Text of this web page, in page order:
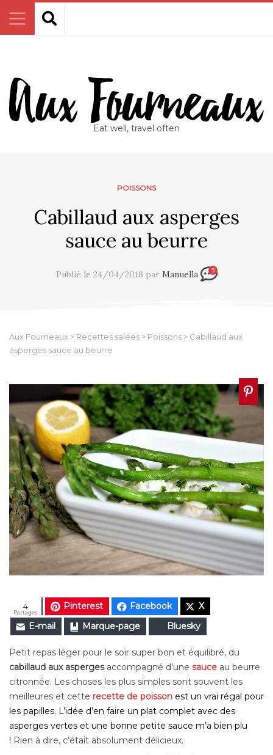
Eat well, travel often
POISSONS
Cabillaud aux asperges
sauce au beurre
Publié le 24/04/2018 par Manuella 5
Aux Fourneaux > Recettes salées > Poissons > Cabillaud aux
asperges sauce au beurre
Pinterest Facebook
X
E-mail
Marque-page Bluesky
Partages
4
Petit repas léger pour le soir super bon et équilibré, du
cabillaud aux aspergesaccompagné d’une sauce au beurre
citronnée. Les choses les plus simples sont souvent les
meilleures et cette recette de poisson est un vrai régal pour
les papilles. L’idée d’en faire un plat complet avec des
asperges vertes et une bonne petite sauce m’a bien plu
! Rien à dire, c’était absolument délicieux.